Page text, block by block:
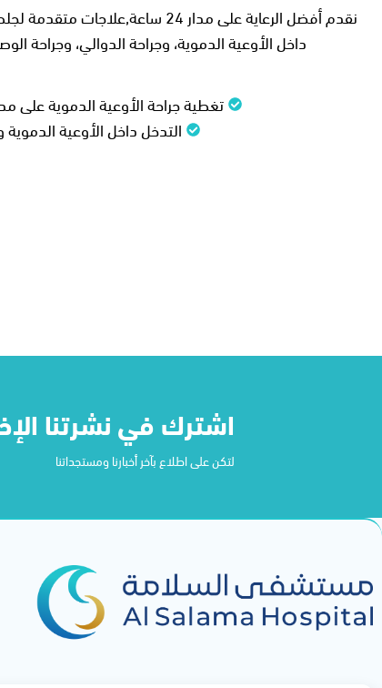
نقدم أفضل الرعاية على مدار
داخل الأوعية الدموية، وجراحة الدوالي، وجراحة
تغطية جراحة الأوعية الدموية على مدار 24
التدخل داخل الأوعية
اشترك في نشرتنا
لتكن على اطلاع بآخر أخبارنا ومستجداتنا